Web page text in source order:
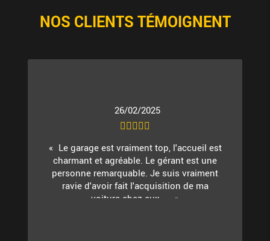
NOS CLIENTS TÉMOIGNENT
26/02/2025
Le garage est vraiment top, l'accueil est
charmant et agréable. Le gérant est une
personne remarquable. Je suis vraiment
ravie d'avoir fait l'acquisition de ma
voiture chez eux. ...